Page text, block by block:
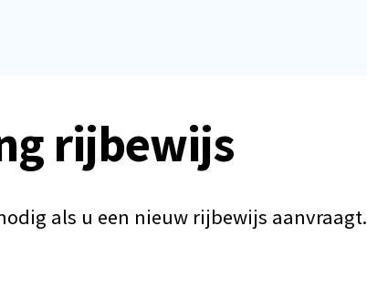
rijbewijs
als u een nieuw rijbewijs aanvraagt.